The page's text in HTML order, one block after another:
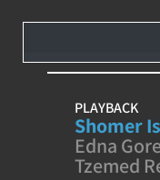
PLAYBACK
Shomer
Edna
Tzemed